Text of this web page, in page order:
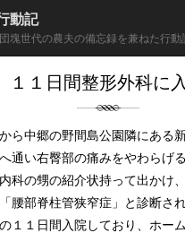
動記
夫の備忘録を兼ねた行動
１１日間整形外科に
ら中郷の野間島公園隣にある
通い右臀部の痛みをやわらげ
科の甥の紹介状持って出かけ
腰部脊柱管狭窄症」と診断さ
１１日間入院しており、ホー